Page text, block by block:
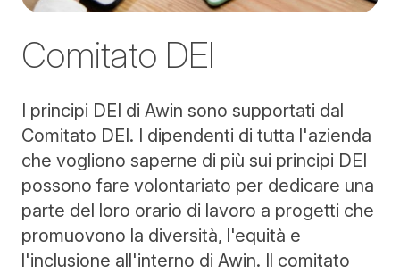
Comitato DEI
I principi DEI di Awin sono supportati dal
Comitato DEI. I dipendenti di tutta l'azienda
che vogliono saperne di più sui principi DEI
possono fare volontariato per dedicare una
parte del loro orario di lavoro a progetti che
promuovono la diversità, l'equità e
l'inclusione all'interno di Awin. Il comitato